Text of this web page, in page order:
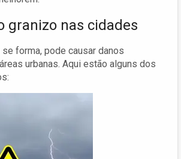
granizo nas cidades
se forma, pode causar danos
urbanas. Aqui estão alguns dos